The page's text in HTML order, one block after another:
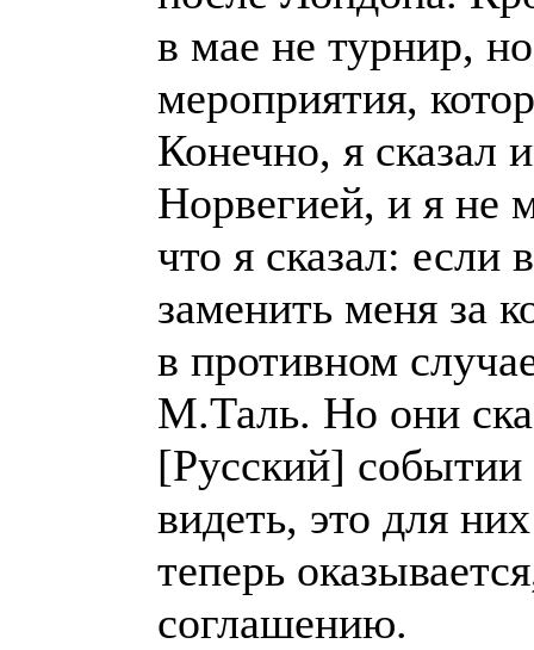
в мае не турнир,
мероприятия,
Конечно, я сказал
Норвегией, и я не
что я сказал: если
заменить меня за
в противном
М.Таль. Но они
[Русский] событии
видеть, это для
теперь
соглашению.